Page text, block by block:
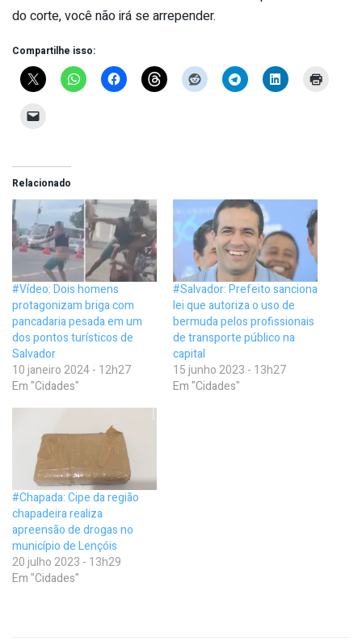
do corte, você não irá se arrepender.
Compartilhe isso:
Relacionado
#Vídeo: Dois homens
protagonizam briga com
pancadaria pesada em um
dos pontos turísticos de
Salvador
10 janeiro 2024 - 12h27
Em "Cidades"
#Salvador: Prefeito sanciona
lei que autoriza o uso de
bermuda pelos profissionais
de transporte público na
capital
15 junho 2023 - 13h27
Em "Cidades"
#Chapada: Cipe da região
chapadeira realiza
apreensão de drogas no
município de Lençóis
20 julho 2023 - 13h29
Em "Cidades"